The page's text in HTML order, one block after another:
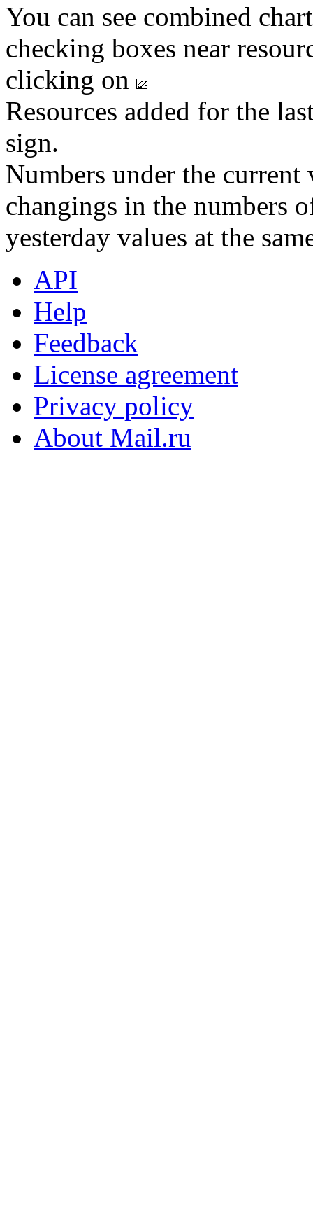
You can see combined
checking boxes near
clicking on
Resources added for the
sign.
Numbers under the
changings in the numbers
yesterday values at the
API
Help
Feedback
License agreement
Privacy policy
About Mail.ru